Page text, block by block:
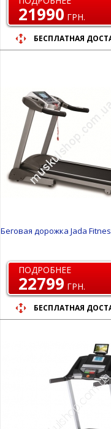
21990 ГРН.
БЕСПЛАТНАЯ
Беговая дорожка Jada
ПОДРОБНЕЕ
22799 ГРН.
БЕСПЛАТНАЯ